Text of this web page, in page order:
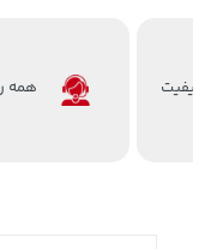
کیفیت